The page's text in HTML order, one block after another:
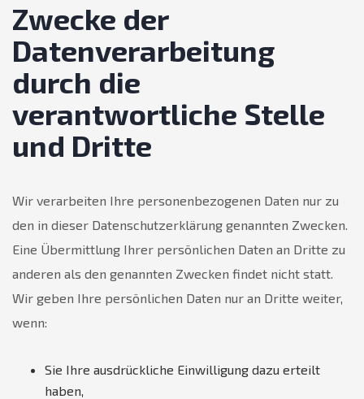
Zwecke der
Datenverarbeitung
durch die
verantwortliche Stelle
und Dritte
Wir verarbeiten Ihre personenbezogenen Daten nur zu
den in dieser Datenschutzerklärung genannten Zwecken.
Eine Übermittlung Ihrer persönlichen Daten an Dritte zu
anderen als den genannten Zwecken findet nicht statt.
Wir geben Ihre persönlichen Daten nur an Dritte weiter,
wenn:
Sie Ihre ausdrückliche Einwilligung dazu erteilt
haben,